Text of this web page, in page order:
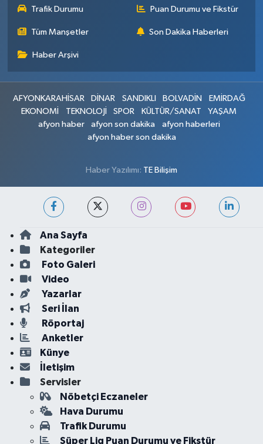
Trafik Durumu Puan Durumu ve Fikstür
Tüm Manşetler Son Dakika Haberleri
Haber Arşivi
AFYONKARAHİSAR DİNAR SANDIKLI BOLVADİN
EMİRDAĞ
EKONOMİ
TEKNOLOJİ SPOR KÜLTÜR/SANAT
YAŞAM
afyon haber
afyon son dakika
afyon haberleri
afyon haber son dakika
Haber Yazılımı: TE Bilişim
Ana Sayfa
Kategoriler
Foto Galeri
Video
Yazarlar
Seri İlan
Röportaj
Anketler
Künye
İletişim
Servisler
Nöbetçi Eczaneler
Hava Durumu
Trafik Durumu
Süper Lig Puan Durumu ve Fikstür